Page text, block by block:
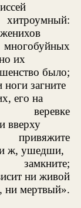
хитроумный:
многобуйных
их
было;
загните
его на
веревке
вверху
привяжите
ж, ушедши,
замкните;
ни живой
ни мертвый».